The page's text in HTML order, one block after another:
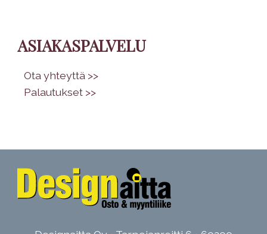
ASIAKASPALVELU
Ota yhteyttä >>
Palautukset >>